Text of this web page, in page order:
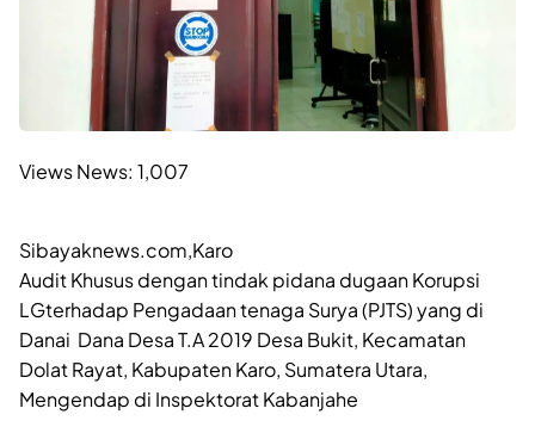
Views News: 1,007
Sibayaknews.com,Karo
Audit Khusus dengan tindak pidana dugaan Korupsi
LGterhadap Pengadaan tenaga Surya (PJTS) yang di
Danai Dana Desa T.A 2019 Desa Bukit, Kecamatan
Dolat Rayat, Kabupaten Karo, Sumatera Utara,
Mengendap di Inspektorat Kabanjahe